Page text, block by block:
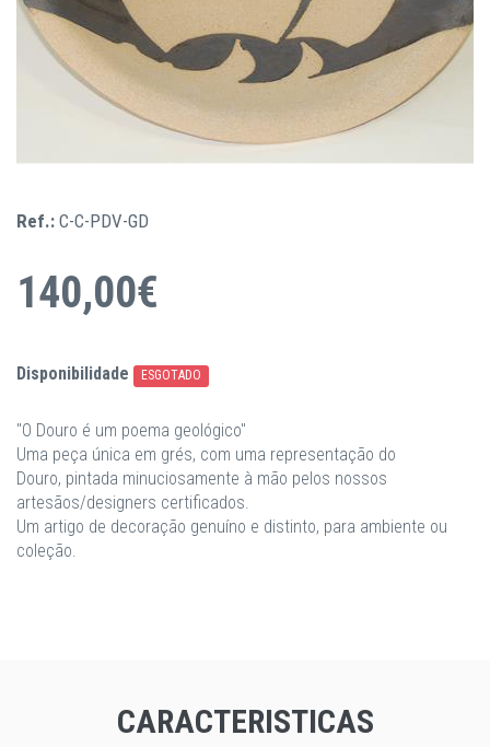
Ref.: C-C-PDV-GD
140,00€
Disponibilidade ESGOTADO
"O Douro é um poema geológico"
Uma peça única em grés, com uma representação do
Douro, pintada minuciosamente à mão pelos nossos
artesãos/designers certificados.
Um artigo de decoração genuíno e distinto, para ambiente ou
coleção.
CARACTERISTICAS